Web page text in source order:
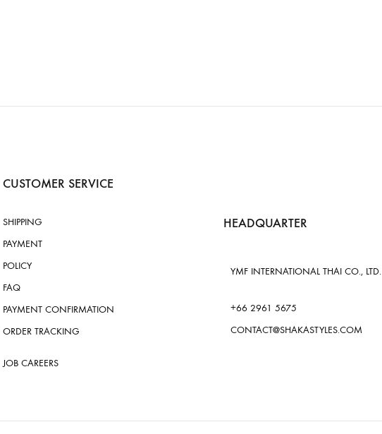
CUSTOMER SERVICE
SHIPPING
PAYMENT
POLICY
FAQ
PAYMENT CONFIRMATION
ORDER TRACKING
JOB CAREERS
HEADQUARTER
YMF INTERNATIONAL THAI CO., LTD.
+66 2961 5675
CONTACT@SHAKASTYLES.COM